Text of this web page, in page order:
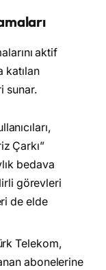
aktif
katılan
sunar.
Çarkı”
bedava
görevleri
de elde
Telekom,
abonelerine